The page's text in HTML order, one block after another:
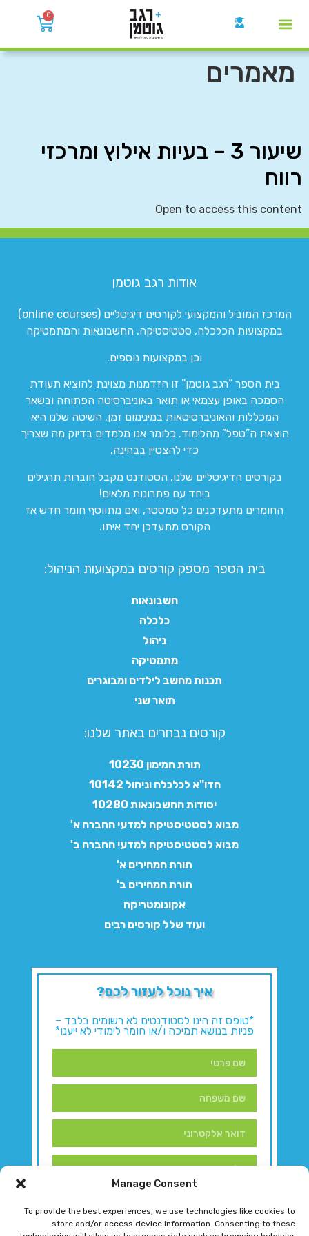
Manage Consent
To provide the best experiences, we use technologies like cookies to
store and/or access device information. Consenting to these
0
מאמרים
שיעור 3 – בעיות אילוץ ומרכזי
רווח
Open to access this content
אודות רגב גוטמן
המרכז המוביל והמקצועי לקורסים דיגיטליים (online courses)
במקצועות הכלכלה, סטטיסטיקה, החשבונאות והמתמטיקה
וכן במקצועות נוספים.
בית הספר “רגב גוטמן” זו הזדמנות מצוינת להוציא תעודת
הסמכה באופן עצמאי או תואר באוניברסיטה הפתוחה ובשאר
המכללות והאוניברסיטאות במינימום זמן. השיטה שלנו היא
הוצאת ה”טפל” מהלימוד. כלומר אנו מלמדים בדיוק מה שצריך
כדי להצטיין בבחינה.
בקורסים הדיגיטליים שלנו, הסטודנט מקבל חוברות תרגילים
ביחד עם פתרונות מלאים!
החומרים מתעדכנים כל סמסטר, ואם מתווסף חומר חדש אז
הקורס מתעדכן יחד איתו.
בית הספר מספק קורסים במקצועות הניהול:
חשבונאות
כלכלה
ניהול
מתמטיקה
תכנות מחשב לילדים ומבוגרים
תואר שני
קורסים נבחרים באתר שלנו:​
תורת המימון 10230
חדו"א לכלכלה וניהול 10142
יסודות החשבונאות 10280
מבוא לסטטיסטיקה למדעי החברה א'
מבוא לסטטיסטיקה למדעי החברה ב'
תורת המחירים א'
תורת המחירים ב'
אקונומטריקה
ועוד שלל קורסים רבים
איך נוכל לעזור לכם?
*טופס זה הינו לסטודנטים לא רשומים בלבד –
פניות בנושא תמיכה ו/או חומר לימודי לא ייענו*